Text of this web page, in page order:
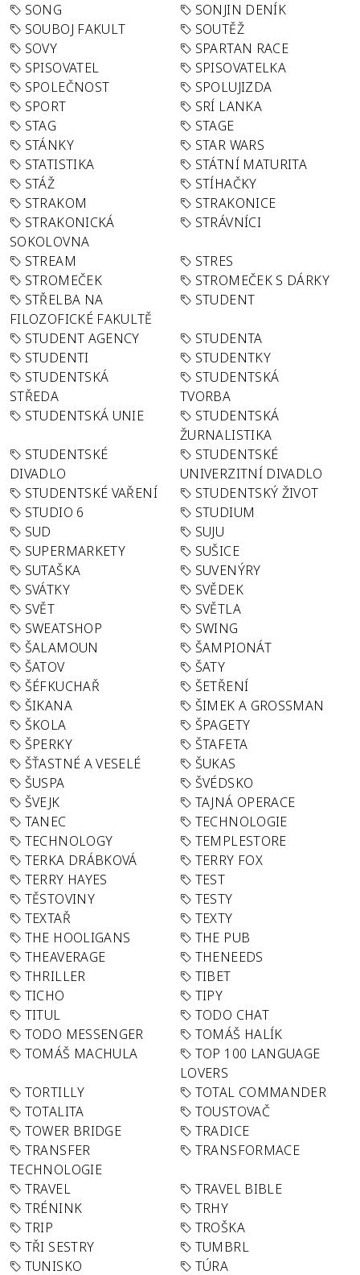
SONG
SONJIN DENÍK
SOUBOJ FAKULT
SOUTĚŽ
SOVY
SPARTAN RACE
SPISOVATEL
SPISOVATELKA
SPOLEČNOST
SPOLUJIZDA
SPORT
SRÍ LANKA
STAG
STAGE
STÁNKY
STAR WARS
STATISTIKA
STÁTNÍ MATURITA
STÁŽ
STÍHAČKY
STRAKOM
STRAKONICE
STRAKONICKÁ
SOKOLOVNA
STRÁVNÍCI
STREAM
STRES
STROMEČEK
STROMEČEK S DÁRKY
STŘELBA NA
FILOZOFICKÉ FAKULTĚ
STUDENT
STUDENT AGENCY
STUDENTA
STUDENTI
STUDENTKY
STUDENTSKÁ
STŘEDA
STUDENTSKÁ
TVORBA
STUDENTSKÁ UNIE
STUDENTSKÁ
ŽURNALISTIKA
STUDENTSKÉ
DIVADLO
STUDENTSKÉ
UNIVERZITNÍ DIVADLO
STUDENTSKÉ VAŘENÍ
STUDENTSKÝ ŽIVOT
STUDIO 6
STUDIUM
SUD
SUJU
SUPERMARKETY
SUŠICE
SUTAŠKA
SUVENÝRY
SVÁTKY
SVĚDEK
SVĚT
SVĚTLA
SWEATSHOP
SWING
ŠALAMOUN
ŠAMPIONÁT
ŠATOV
ŠATY
ŠÉFKUCHAŘ
ŠETŘENÍ
ŠIKANA
ŠIMEK A GROSSMAN
ŠKOLA
ŠPAGETY
ŠPERKY
ŠTAFETA
ŠŤASTNÉ A VESELÉ
ŠUKAS
ŠUSPA
ŠVÉDSKO
ŠVEJK
TAJNÁ OPERACE
TANEC
TECHNOLOGIE
TECHNOLOGY
TEMPLESTORE
TERKA DRÁBKOVÁ
TERRY FOX
TERRY HAYES
TEST
TĚSTOVINY
TESTY
TEXTAŘ
TEXTY
THE HOOLIGANS
THE PUB
THEAVERAGE
THENEEDS
THRILLER
TIBET
TICHO
TIPY
TITUL
TODO CHAT
TODO MESSENGER
TOMÁŠ HALÍK
TOMÁŠ MACHULA
TOP 100 LANGUAGE
LOVERS
TORTILLY
TOTAL COMMANDER
TOTALITA
TOUSTOVAČ
TOWER BRIDGE
TRADICE
TRANSFER
TECHNOLOGIE
TRANSFORMACE
TRAVEL
TRAVEL BIBLE
TRÉNINK
TRHY
TRIP
TROŠKA
TŘI SESTRY
TUMBRL
TUNISKO
TÚRA